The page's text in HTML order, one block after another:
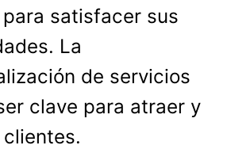
satisfacer sus
La
de servicios
clave para atraer y